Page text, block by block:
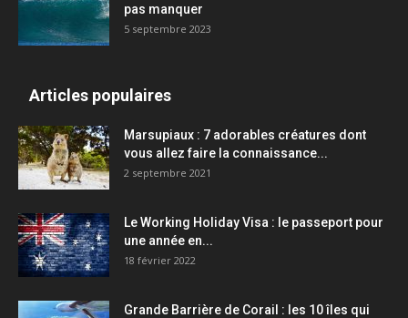
pas manquer
5 septembre 2023
Articles populaires
Marsupiaux : 7 adorables créatures dont
vous allez faire la connaissance...
2 septembre 2021
Le Working Holiday Visa : le passeport pour
une année en...
18 février 2022
Grande Barrière de Corail : les 10 îles qui